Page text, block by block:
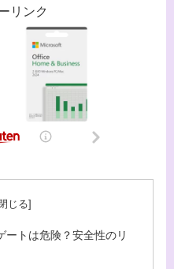
リンク
ートは危険？安全性のリ